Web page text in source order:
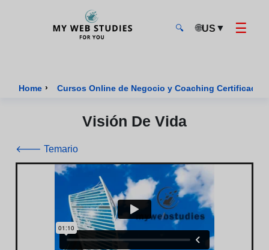
🔍 🌐US ▼ ☰
Home › Cursos Online de Negocio y Coaching Certificados
Visión De Vida
🡐 Temario